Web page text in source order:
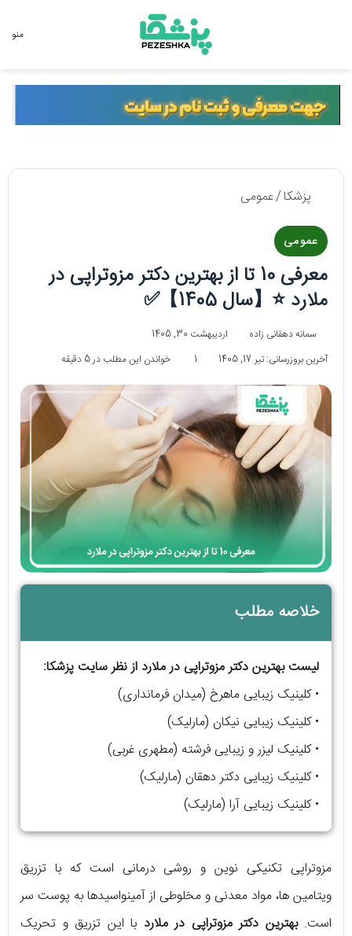
منو
پزشکا/عمومی
عمومی
معرفی 10 تا از بهترین دکتر مزوتراپی در
ملارد ⭐【سال 1405】✅
سمانه دهقانی زاده
اردیبهشت 30, 1405
آخرین بروزرسانی: تیر 17, 1405
1 خواندن این مطلب در 5 دقیقه
خلاصه مطلب
لیست بهترین دکتر مزوتراپی در ملارد از نظر سایت پزشکا:
• کلینیک زیبایی ماهرخ (میدان فرمانداری)
• کلینیک زیبایی نیکان (مارلیک)
• کلینیک لیزر و زیبایی فرشته (مطهری غربی)
• کلینیک زیبایی دکتر دهقان (مارلیک)
• کلینیک زیبایی آرا (مارلیک)
مزوتراپی تکنیکی نوین و روشی درمانی است که با تزریق
ویتامین ها، مواد معدنی و مخلوطی از آمینواسیدها به پوست سر
است.بهترین دکتر مزوتراپی در ملارد با این تزریق و تحریک